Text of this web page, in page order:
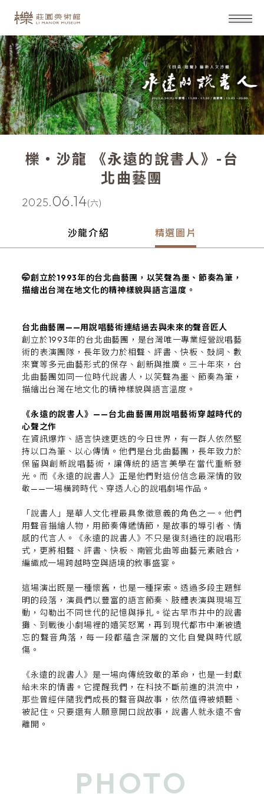
櫟‧沙龍 《永遠的說書人》-台
北曲藝團
2025.06.14(六)
沙龍介紹 精選圖片
🤭創立於1993年的台北曲藝團，以笑聲為墨、節奏為筆，
描繪出台灣在地文化的精神樣貌與語言溫度。
台北曲藝團——用說唱藝術連結過去與未來的聲音匠人
創立於1993年的台北曲藝團，是台灣唯一專業經營說唱藝
術的表演團隊，長年致力於相聲、評書、快板、鼓詞、數
來寶等多元曲藝形式的保存、創新與推廣。三十年來，台
北曲藝團如同一位時代說書人，以笑聲為墨、節奏為筆，
描繪出台灣在地文化的精神樣貌與語言溫度。
《永遠的說書人》——台北曲藝團用說唱藝術穿越時代的
心聲之作
在資訊爆炸、語言快速更迭的今日世界，有一群人依然堅
持以口為筆、以心傳情。他們是台北曲藝團，長年致力於
保留與創新說唱藝術，讓傳統的語言美學在當代重新發
光。而《永遠的說書人》正是他們對這份信念最深情的致
敬——一場橫跨時代、穿透人心的說唱劇場作品。
「說書人」是華人文化裡最具象徵意義的角色之一。他們
用聲音描繪人物，用節奏傳遞情節，是故事的導引者、情
感的代言人。《永遠的說書人》不只是復刻過往的說唱形
式，更將相聲、評書、快板、南管北曲等曲藝元素融合，
編織成一場跨越時空與語境的敘事盛宴。
這場演出既是一種懷舊，也是一種探索。透過多段主題鮮
明的段落，演員們以豐富的語言節奏、肢體表演與現場互
動，勾勒出不同世代的記憶與掙扎。從古早市井中的說書
攤、到戰後小劇場裡的嬉笑怒罵，再到現代都市中漸被遺
忘的聲音角落，每一段都蘊含深層的文化自覺與時代感
傷。
《永遠的說書人》是一場向傳統致敬的革命，也是一封獻
給未來的情書。它提醒我們，在科技不斷前進的洪流中，
那些曾經伴隨我們成長的聲音與故事，依然值得被傾聽、
被記住。只要還有人願意開口說故事，說書人就永遠不會
離開。
PHOTO